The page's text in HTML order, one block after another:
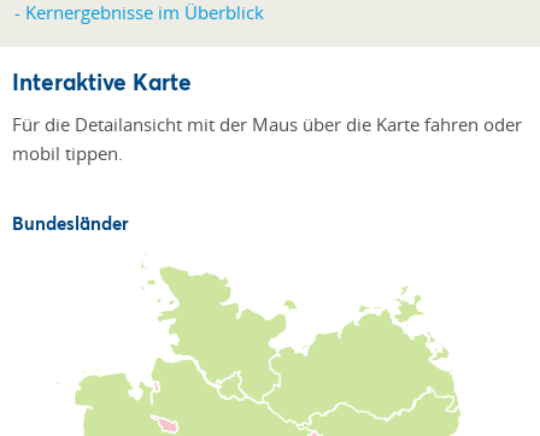
Interaktive Karte
Für die Detailansicht mit der Maus über die Karte fahren oder
mobil tippen.
Bundesländer